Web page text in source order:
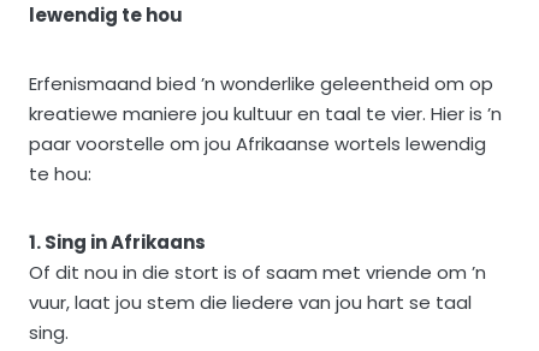
lewendig te hou
Erfenismaand bied ’n wonderlike geleentheid om op
kreatiewe maniere jou kultuur en taal te vier. Hier is ’n
paar voorstelle om jou Afrikaanse wortels lewendig
te hou:
1. Sing in Afrikaans
Of dit nou in die stort is of saam met vriende om ’n
vuur, laat jou stem die liedere van jou hart se taal
sing.